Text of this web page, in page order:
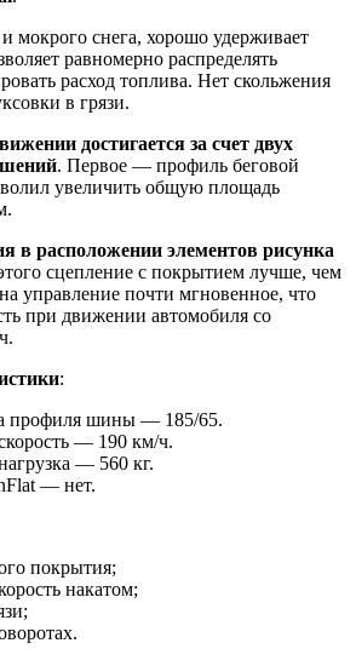
мокрого снега, хорошо удерживает
равномерно распределять
расход топлива. Нет скольжения
в грязи.
достигается за счет двух
. Первое — профиль беговой
увеличить общую площадь
в расположении элементов рисунка
сцепление с покрытием лучше, чем
управление почти мгновенное, что
при движении автомобиля со
:
профиля шины — 185/65.
— 190 км/ч.
— 560 кг.
— нет.
покрытия;
накатом;